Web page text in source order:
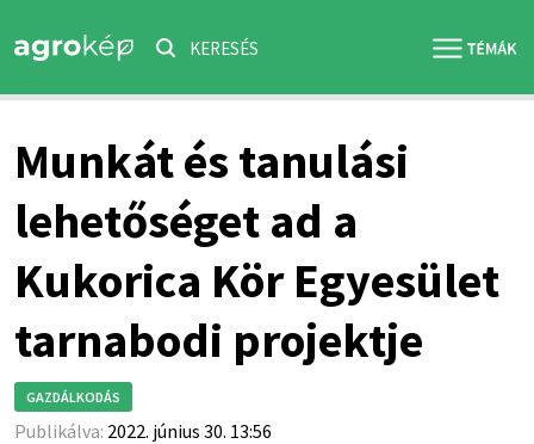
KERESÉS
Munkát és tanulási
lehetőséget ad a
Kukorica Kör Egyesület
tarnabodi projektje
GAZDÁLKODÁS
Publikálva: 2022. június 30. 13:56